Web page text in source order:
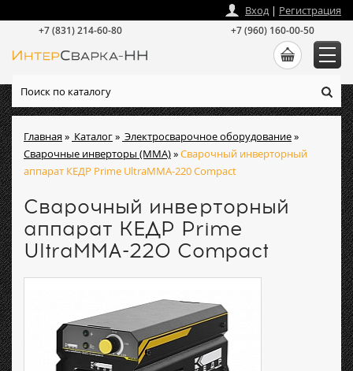
Главная» Каталог» Электросварочное оборудование»
Сварочные инверторы (ММА)»Сварочный инверторный
аппарат КЕДР Prime UltraMMA-220 Compact
Сварочный инверторный
аппарат КЕДР Prime
UltraMMA-220 Compact
Вход| Регистрация
+7 (831) 214-60-80 +7 (960) 160-00-50